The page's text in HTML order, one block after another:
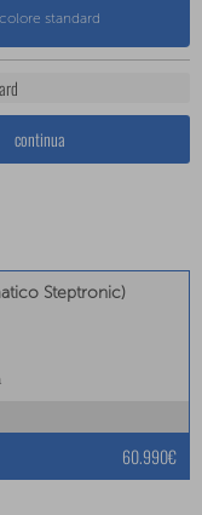
standard
continua
Steptronic)
60.990€